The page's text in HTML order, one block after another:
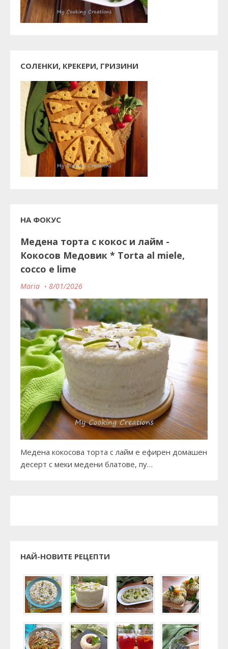
СОЛЕНКИ, КРЕКЕРИ, ГРИЗИНИ
НА ФОКУС
Медена торта с кокос и лайм -
Кокосов Медовик * Torta al miele,
cocco e lime
Maria 8/01/2026
Медена кокосова торта с лайм е ефирен домашен
десерт с меки медени блатове, пу…
НАЙ-НОВИТЕ РЕЦЕПТИ